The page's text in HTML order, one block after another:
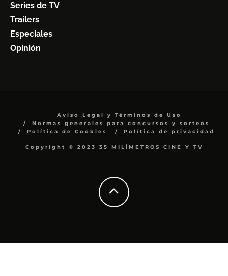
Series de TV
Trailers
Especiales
Opinión
Aviso Legal y Términos de Uso
Normas generales para concursos y sorteos
Política de Cookies
Política de privacidad
Copyright © 2023 35 MILÍMETROS CINE Y TV